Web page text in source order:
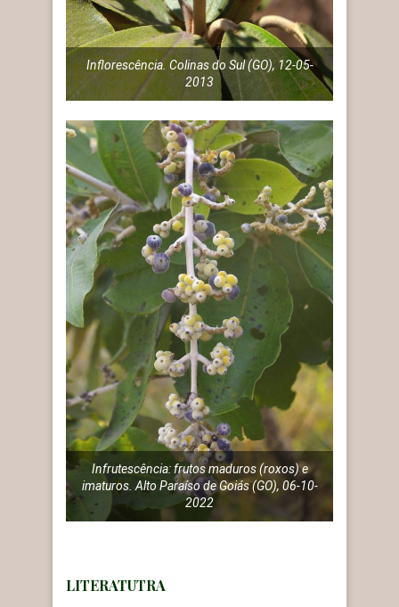
Inflorescência. Colinas do Sul (GO), 12-05-
2013
Infrutescência: frutos maduros (roxos) e
imaturos. Alto Paraíso de Goiás (GO), 06-10-
2022
LITERATUTRA